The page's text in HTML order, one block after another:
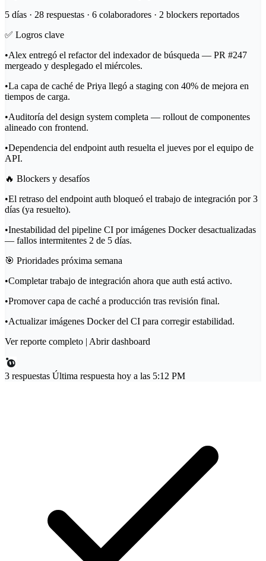
5 días · 28 respuestas · 6 colaboradores · 2 blockers reportados
✅ Logros clave
•Alex entregó el refactor del indexador de búsqueda — PR #247
mergeado y desplegado el miércoles.
•La capa de caché de Priya llegó a staging con 40% de mejora en
tiempos de carga.
•Auditoría del design system completa — rollout de componentes
alineado con frontend.
•Dependencia del endpoint auth resuelta el jueves por el equipo de
API.
🔥 Blockers y desafíos
•El retraso del endpoint auth bloqueó el trabajo de integración por 3
días (ya resuelto).
•Inestabilidad del pipeline CI por imágenes Docker desactualizadas
— fallos intermitentes 2 de 5 días.
🎯 Prioridades próxima semana
•Completar trabajo de integración ahora que auth está activo.
•Promover capa de caché a producción tras revisión final.
•Actualizar imágenes Docker del CI para corregir estabilidad.
Ver reporte completo | Abrir dashboard
3 respuestas Última respuesta hoy a las 5:12 PM